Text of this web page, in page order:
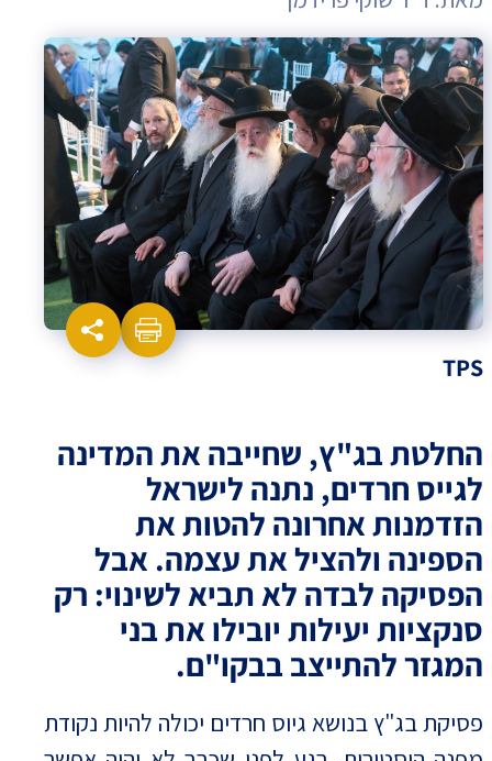
TPS
החלטת בג"ץ, שחייבה את המדינה
לגייס חרדים, נתנה לישראל
הזדמנות אחרונה להטות את
הספינה ולהציל את עצמה. אבל
הפסיקה לבדה לא תביא לשינוי: רק
סנקציות יעילות יובילו את בני
המגזר להתייצב בבקו"ם.
פסיקת בג"ץ בנושא גיוס חרדים יכולה להיות נקודת